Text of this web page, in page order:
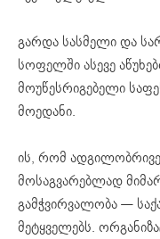
გარდა სასმელი და
სოფელში ასევე
მოუწესრიგებელი
მოედანი.
ის, რომ
მოსაგვარებლად
გამჭვირვალობა —
მეტყველებს.